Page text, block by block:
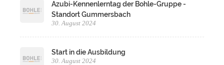
Azubi-Kennenlerntag der Bohle-Gruppe -
Standort Gummersbach
30. August 2024
Start in die Ausbildung
30. August 2024